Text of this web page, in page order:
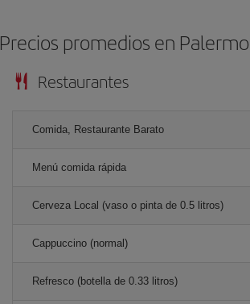
Precios promedios en Palermo
Restaurantes
Comida, Restaurante Barato
Menú comida rápida
Cerveza Local (vaso o pinta de 0.5 litros)
Cappuccino (normal)
Refresco (botella de 0.33 litros)